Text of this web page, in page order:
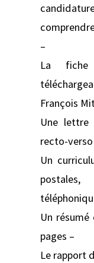
–
La fiche
François
Une lettre
recto-
Un
Un
pages –
Le rapport